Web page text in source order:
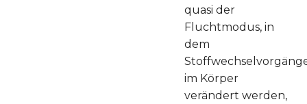
quasi der
Fluchtmodus, in
dem
im Körper
verändert werden,